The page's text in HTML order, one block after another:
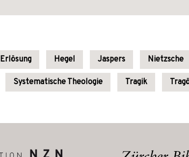
Erlösung Hegel Jaspers Nietzsche
Systematische Theologie Tragik